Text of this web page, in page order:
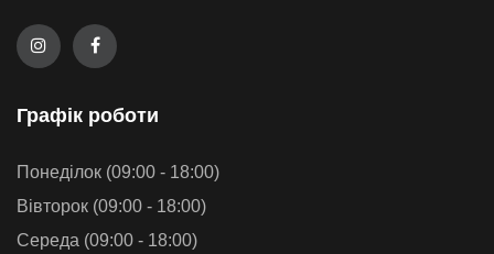
Графiк роботи
Понеділок (09:00 - 18:00)
Вівторок (09:00 - 18:00)
Середа (09:00 - 18:00)